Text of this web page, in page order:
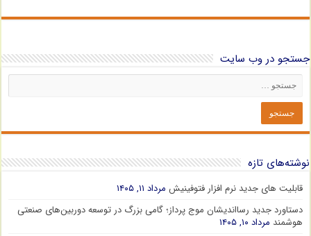
جستجو در وب سایت
نوشته‌های تازه
قابلیت های جدید نرم افزار فتوفینیش مرداد ۱۱, ۱۴۰۵
دستاورد جدید رسااندیشان موج پرداز؛ گامی بزرگ در توسعه دوربین‌های صنعتی
هوشمند مرداد ۱۰, ۱۴۰۵